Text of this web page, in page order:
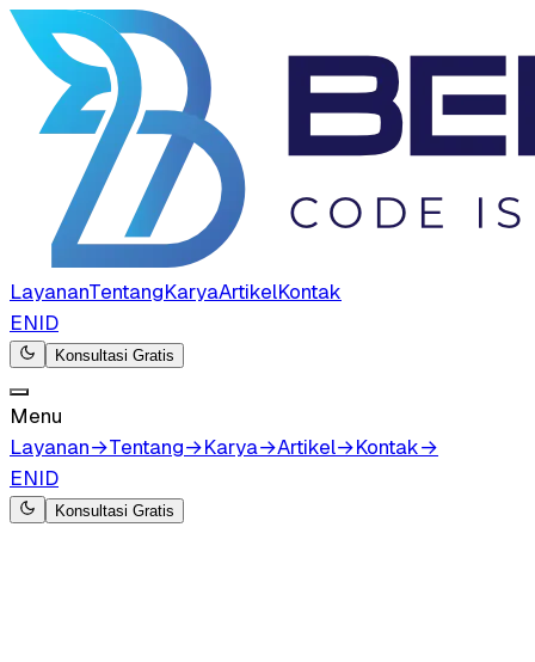
LayananTentangKaryaArtikelKontak
ENID
Konsultasi Gratis
Menu
Layanan→Tentang→Karya→Artikel→Kontak→
ENID
Konsultasi Gratis